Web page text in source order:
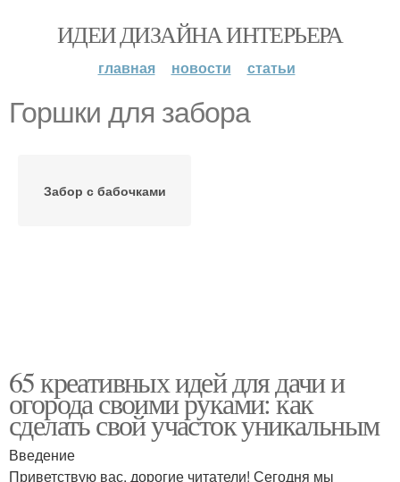
ИДЕИ ДИЗАЙНА ИНТЕРЬЕРА
главная новости статьи
Горшки для забора
Забор с бабочками
65 креативных идей для дачи и
огорода своими руками: как
сделать свой участок уникальным
Введение
Приветствую вас, дорогие читатели! Сегодня мы